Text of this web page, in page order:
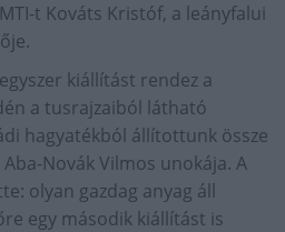
t Kováts Kristóf, a leányfalui
kiállítást rendez a
a tusrajzaiból látható
hagyatékból állítottunk össze
Novák Vilmos unokája. A
olyan gazdag anyag áll
egy második kiállítást is